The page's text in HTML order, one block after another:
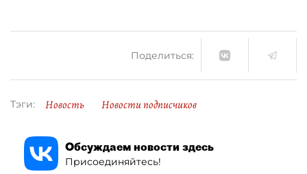
Поделиться:
Тэги: Новость Новости подписчиков
Обсуждаем новости здесь
Присоединяйтесь!